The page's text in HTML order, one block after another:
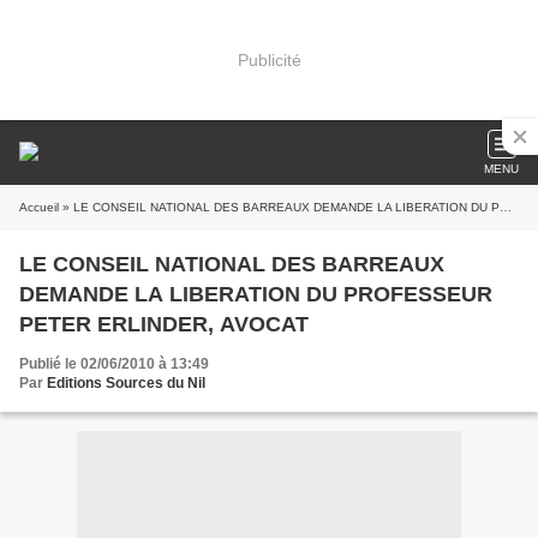
Publicité
MENU
Accueil » LE CONSEIL NATIONAL DES BARREAUX DEMANDE LA LIBERATION DU PROFESSEUR PETER ERLINDER, AVOCAT
LE CONSEIL NATIONAL DES BARREAUX
DEMANDE LA LIBERATION DU PROFESSEUR
PETER ERLINDER, AVOCAT
Publié le 02/06/2010 à 13:49
Par Editions Sources du Nil